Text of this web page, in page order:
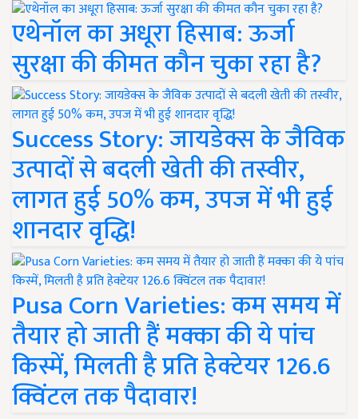
एथेनॉल का अधूरा हिसाब: ऊर्जा
सुरक्षा की कीमत कौन चुका रहा है?
Success Story: जायडेक्स के जैविक
उत्पादों से बदली खेती की तस्वीर,
लागत हुई 50% कम, उपज में भी हुई
शानदार वृद्धि!
Pusa Corn Varieties: कम समय में
तैयार हो जाती हैं मक्का की ये पांच
किस्में, मिलती है प्रति हेक्टेयर 126.6
क्विंटल तक पैदावार!